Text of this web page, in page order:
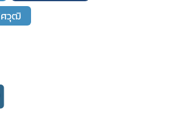
ศวุฒิ